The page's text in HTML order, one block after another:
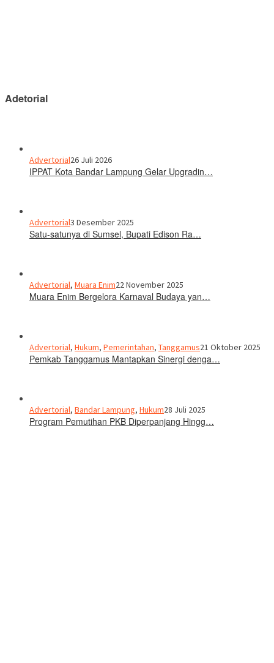
Adetorial
Advertorial26 Juli 2026
IPPAT Kota Bandar Lampung Gelar Upgradin…
Advertorial3 Desember 2025
Satu-satunya di Sumsel, Bupati Edison Ra…
Advertorial, Muara Enim22 November 2025
Muara Enim Bergelora Karnaval Budaya yan…
Advertorial, Hukum, Pemerintahan, Tanggamus21 Oktober 2025
Pemkab Tanggamus Mantapkan Sinergi denga…
Advertorial, Bandar Lampung, Hukum28 Juli 2025
Program Pemutihan PKB Diperpanjang Hingg…